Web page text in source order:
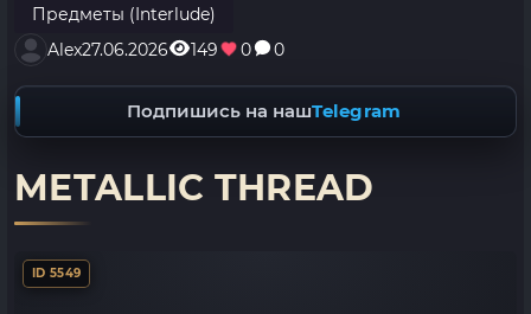
Предметы (Interlude)
Alex27.06.2026 149 0 0
Подпишись на нашTelegram
METALLIC THREAD
ID 5549